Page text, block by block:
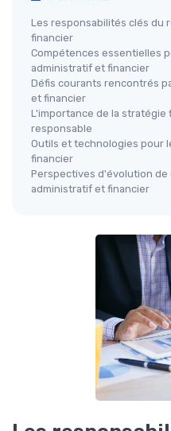
Les responsabilités clés du
financier
Compétences essentielles
administratif et financier
Défis courants rencontrés
et financier
L'importance de la stratégie
responsable
Outils et technologies pour
financier
Perspectives d'évolution
administratif et financier